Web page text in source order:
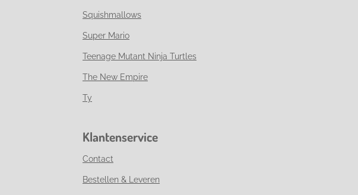
Squishmallows
Super Mario
Teenage Mutant Ninja Turtles
The New Empire
Ty
Klantenservice
Contact
Bestellen & Leveren